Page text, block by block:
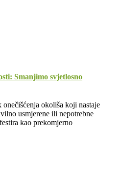
Smanjimo svjetlosno
okoliša koji nastaje
usmjerene ili nepotrebne
kao prekomjerno